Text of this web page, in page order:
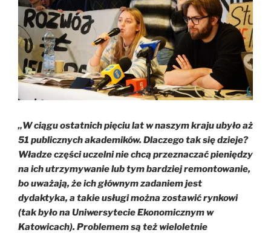
„W ciągu ostatnich pięciu lat w naszym kraju ubyło aż
51 publicznych akademików. Dlaczego tak się dzieje?
Władze części uczelni nie chcą przeznaczać pieniędzy
na ich utrzymywanie lub tym bardziej remontowanie,
bo uważają, że ich głównym zadaniem jest
dydaktyka, a takie usługi można zostawić rynkowi
(tak było na Uniwersytecie Ekonomicznym w
Katowicach). Problemem są też wieloletnie